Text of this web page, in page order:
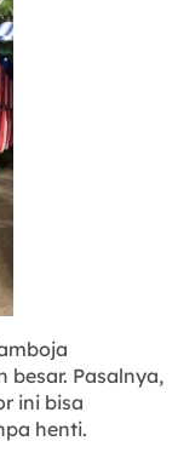
Pasalnya,
ini bisa
henti.